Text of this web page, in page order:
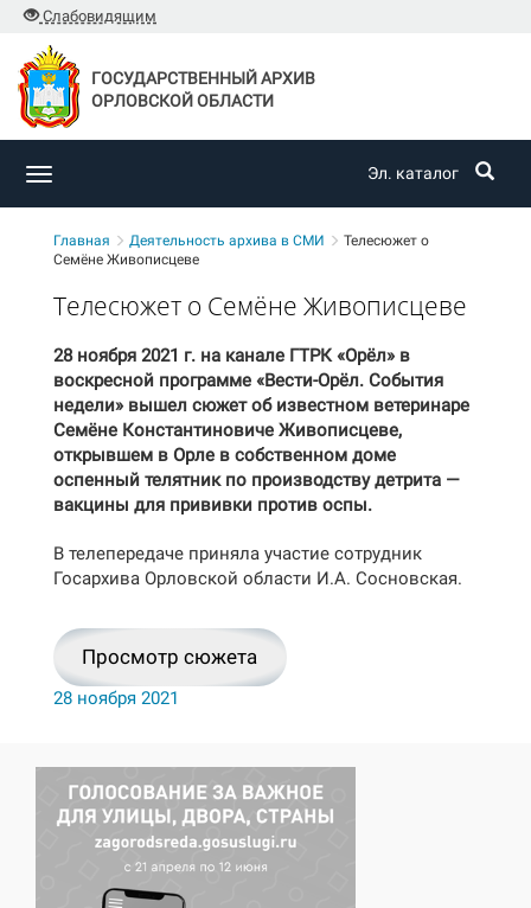
Слабовидящим
ГОСУДАРСТВЕННЫЙ АРХИВ
ОРЛОВСКОЙ ОБЛАСТИ
Toggle
Эл. каталог
Главная Деятельность архива в СМИ
Телесюжет о
Семёне Живописцеве
Телесюжет о Семёне Живописцеве
28 ноября 2021 г. на канале ГТРК «Орёл» в
воскресной программе «Вести-Орёл. События
недели» вышел сюжет об известном ветеринаре
Семёне Константиновиче Живописцеве,
открывшем в Орле в собственном доме
оспенный телятник по производству детрита —
вакцины для прививки против оспы.
В телепередаче приняла участие сотрудник
Госархива Орловской области И.А. Сосновская.
Просмотр сюжета
28 ноября 2021